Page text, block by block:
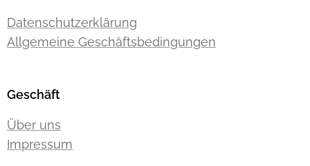
Datenschutzerklärung
Allgemeine Geschäftsbedingungen
Geschäft
Über uns
Impressum